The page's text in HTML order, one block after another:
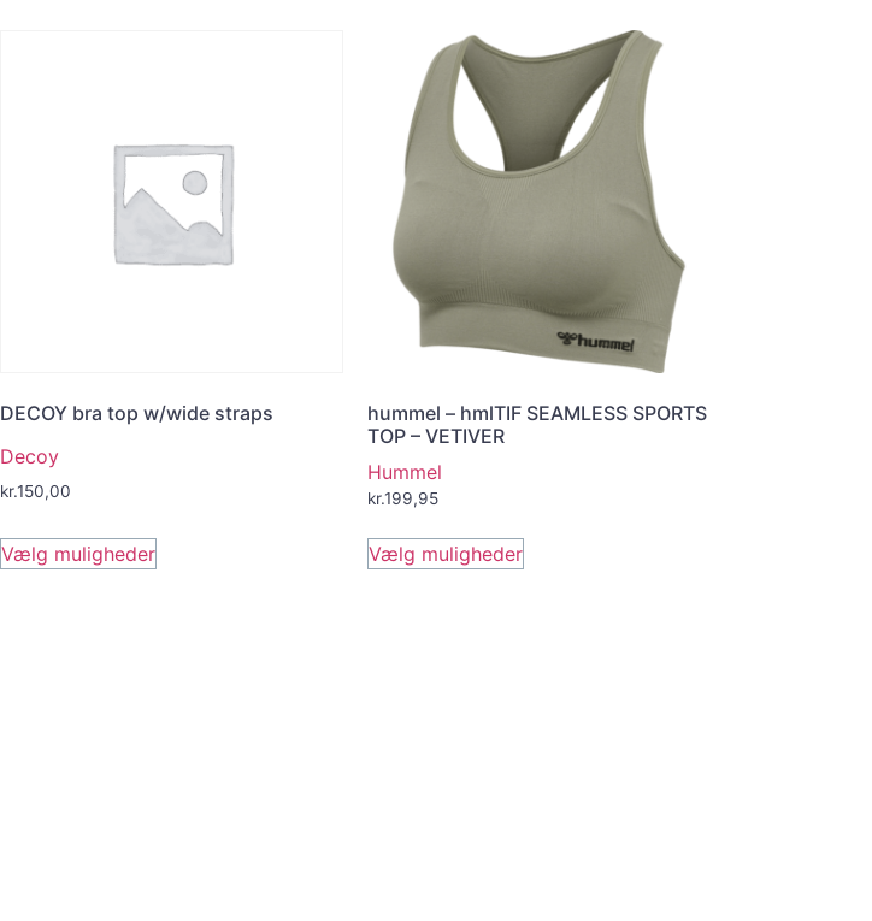
DECOY bra top w/wide straps
Decoy
kr.150,00
Vælg muligheder
hummel – hmlTIF SEAMLESS SPORTS
TOP – VETIVER
Hummel
kr.199,95
Vælg muligheder